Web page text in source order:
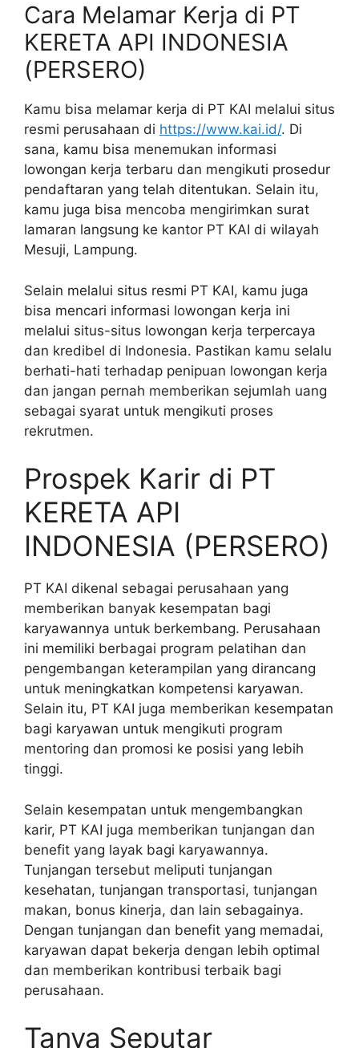
Cara Melamar Kerja di PT
KERETA API INDONESIA
(PERSERO)
Kamu bisa melamar kerja di PT KAI melalui situs
resmi perusahaan di https://www.kai.id/. Di
sana, kamu bisa menemukan informasi
lowongan kerja terbaru dan mengikuti prosedur
pendaftaran yang telah ditentukan. Selain itu,
kamu juga bisa mencoba mengirimkan surat
lamaran langsung ke kantor PT KAI di wilayah
Mesuji, Lampung.
Selain melalui situs resmi PT KAI, kamu juga
bisa mencari informasi lowongan kerja ini
melalui situs-situs lowongan kerja terpercaya
dan kredibel di Indonesia. Pastikan kamu selalu
berhati-hati terhadap penipuan lowongan kerja
dan jangan pernah memberikan sejumlah uang
sebagai syarat untuk mengikuti proses
rekrutmen.
Prospek Karir di PT
KERETA API
INDONESIA (PERSERO)
PT KAI dikenal sebagai perusahaan yang
memberikan banyak kesempatan bagi
karyawannya untuk berkembang. Perusahaan
ini memiliki berbagai program pelatihan dan
pengembangan keterampilan yang dirancang
untuk meningkatkan kompetensi karyawan.
Selain itu, PT KAI juga memberikan kesempatan
bagi karyawan untuk mengikuti program
mentoring dan promosi ke posisi yang lebih
tinggi.
Selain kesempatan untuk mengembangkan
karir, PT KAI juga memberikan tunjangan dan
benefit yang layak bagi karyawannya.
Tunjangan tersebut meliputi tunjangan
kesehatan, tunjangan transportasi, tunjangan
makan, bonus kinerja, dan lain sebagainya.
Dengan tunjangan dan benefit yang memadai,
karyawan dapat bekerja dengan lebih optimal
dan memberikan kontribusi terbaik bagi
perusahaan.
Tanya Seputar